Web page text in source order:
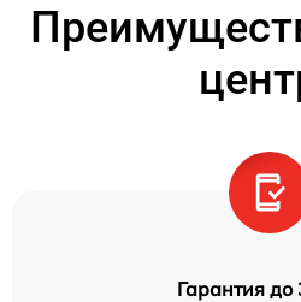
Гарантия до